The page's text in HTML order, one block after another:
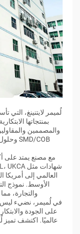
العالمي إلى أمريكا
الأوسط. نموذج
والتجارة،
في لُميمر، نضيء ليس
على الجودة
عالميًا. اكتشف تميز